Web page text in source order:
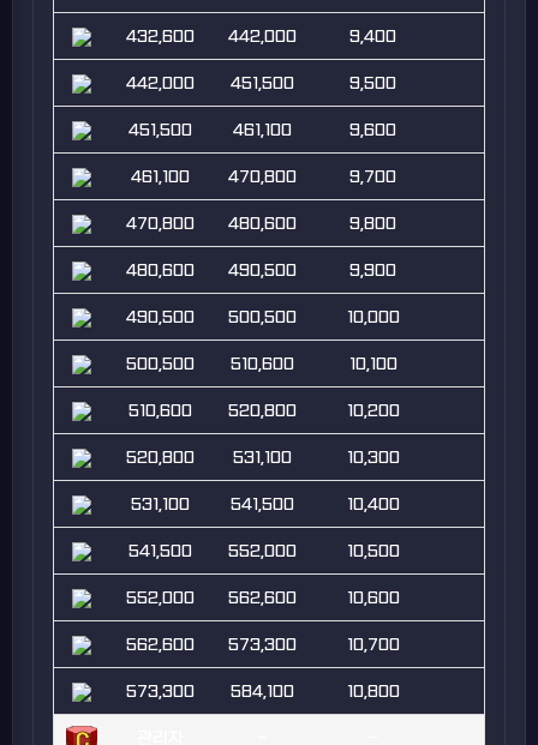
432,600 442,000 9,400
442,000 451,500 9,500
451,500 461,100 9,600
461,100 470,800 9,700
470,800 480,600 9,800
480,600 490,500 9,900
490,500 500,500 10,000
500,500 510,600 10,100
510,600 520,800 10,200
520,800 531,100 10,300
531,100 541,500 10,400
541,500 552,000 10,500
552,000 562,600 10,600
562,600 573,300 10,700
573,300 584,100 10,800